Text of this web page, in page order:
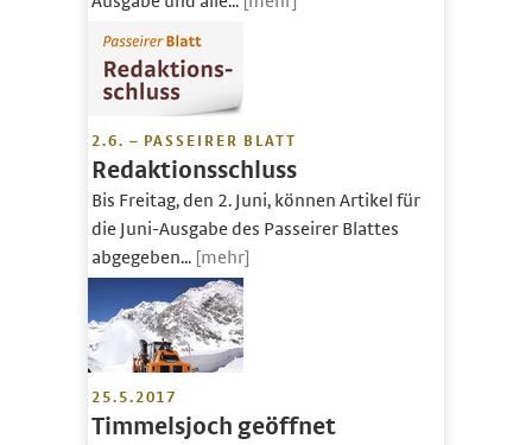
2.6. – PASSEIRER BLATT
Redaktionsschluss
Bis Freitag, den 2. Juni, können Artikel für
die Juni-Ausgabe des Passeirer Blattes
abgegeben... [mehr]
25.5.2017
Timmelsjoch geöffnet